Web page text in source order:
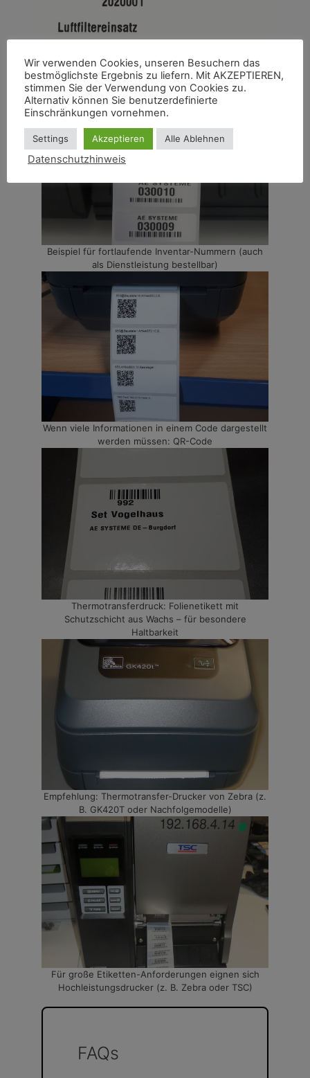
Problemlos auch mehrsprachige Etiketten erstellen
Beispiel für fortlaufende Inventar-Nummern (auch
als Dienstleistung bestellbar)
Wenn viele Informationen in einem Code dargestellt
werden müssen: QR-Code
Thermotransferdruck: Folienetikett mit
Schutzschicht aus Wachs – für besondere
Haltbarkeit
Empfehlung: Thermotransfer-Drucker von Zebra (z.
B. GK420T oder Nachfolgemodelle)
Für große Etiketten-Anforderungen eignen sich
Hochleistungsdrucker (z. B. Zebra oder TSC)
FAQs
Wir verwenden Cookies, unseren Besuchern das
bestmöglichste Ergebnis zu liefern. Mit AKZEPTIEREN,
stimmen Sie der Verwendung von Cookies zu.
Alternativ können Sie benutzerdefinierte
Einschränkungen vornehmen.
Settings Akzeptieren Alle Ablehnen
Datenschutzhinweis